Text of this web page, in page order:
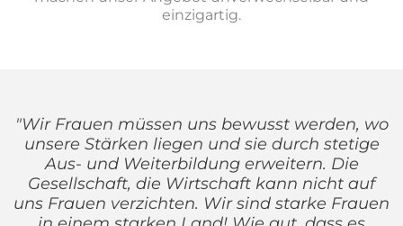
einzigartig.
"Wir Frauen müssen uns bewusst werden, wo
unsere Stärken liegen und sie durch stetige
Aus- und Weiterbildung erweitern. Die
Gesellschaft, die Wirtschaft kann nicht auf
uns Frauen verzichten. Wir sind starke Frauen